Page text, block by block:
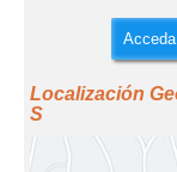
Localización
S